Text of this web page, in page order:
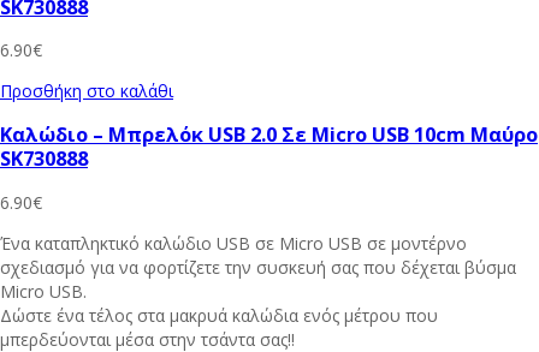
SK730888
6.90€
Προσθήκη στο καλάθι
Καλώδιο – Μπρελόκ USB 2.0 Σε Micro USB 10cm Μαύρο
SK730888
6.90€
Ένα καταπληκτικό καλώδιο USB σε Micro USB σε μοντέρνο
σχεδιασμό για να φορτίζετε την συσκευή σας που δέχεται βύσμα
Micro USB.
Δώστε ένα τέλος στα μακρυά καλώδια ενός μέτρου που
μπερδεύονται μέσα στην τσάντα σας!!